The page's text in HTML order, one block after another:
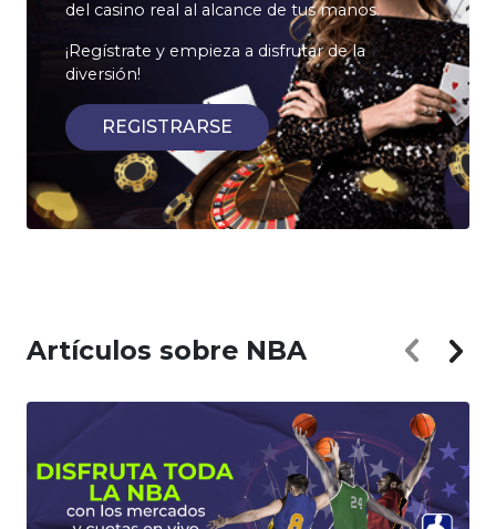
del casino real al alcance de tus manos.
¡Regístrate y empieza a disfrutar de la
diversión!
REGISTRARSE
Artículos sobre NBA